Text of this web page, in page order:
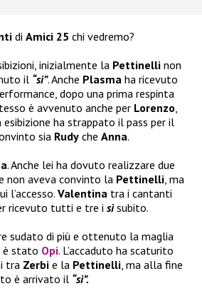
di Amici 25 chi vedremo?
inizialmente la Pettinelli non
il “sì”. Anche Plasma ha ricevuto
dopo una prima respinta
è avvenuto anche per Lorenzo
ha strappato il pass per il
sia Rudy che Anna.
. Anche lei ha dovuto realizzare due
non aveva convinto la Pettinelli , ma
l’accesso. Valentina tra i cantanti
ricevuto tutti e tre i sìsubito.
sudato di più e ottenuto la maglia
è stato Opi. L’accaduto ha scaturito
tra Zerbi e la Pettinelli , ma alla fine
è arrivato il “sì”.